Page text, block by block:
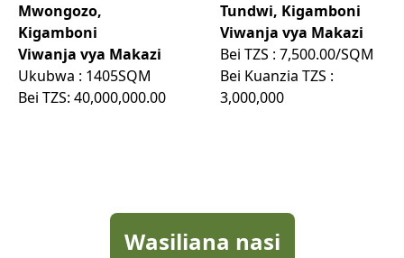
Mwongozo,
Kigamboni
Viwanja vya Makazi
Ukubwa : 1405SQM
Bei TZS: 40,000,000.00
Tundwi, Kigamboni
Viwanja vya Makazi
Bei TZS : 7,500.00/SQM
Bei Kuanzia TZS :
3,000,000
Wasiliana nasi